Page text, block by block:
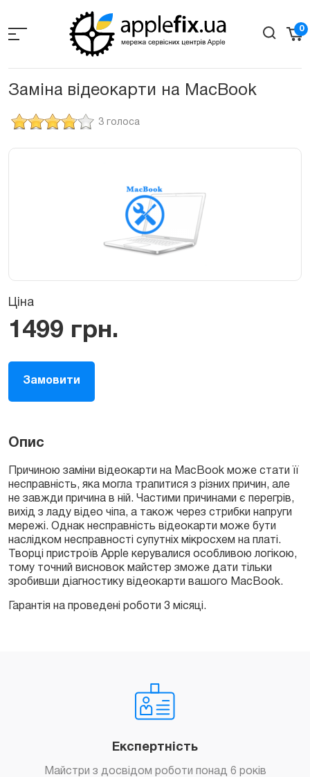
the
0
Заміна відеокарти на MacBook
3 голоса
Ціна
1499 грн.
Замовити
Опис
Причиною заміни відеокарти на MacBook може стати її
несправність, яка могла трапитися з різних причин, але
не завжди причина в ній. Частими причинами є перегрів,
вихід з ладу відео чіпа, а також через стрибки напруги
мережі. Однак несправність відеокарти може бути
наслідком несправності супутніх мікросхем на платі.
Творці пристроїв Apple керувалися особливою логікою,
тому точний висновок майстер зможе дати тільки
зробивши діагностику відеокарти вашого MacBook.
Гарантія на проведені роботи 3 місяці.
Експертність
Майстри з досвідом роботи понад 6 років